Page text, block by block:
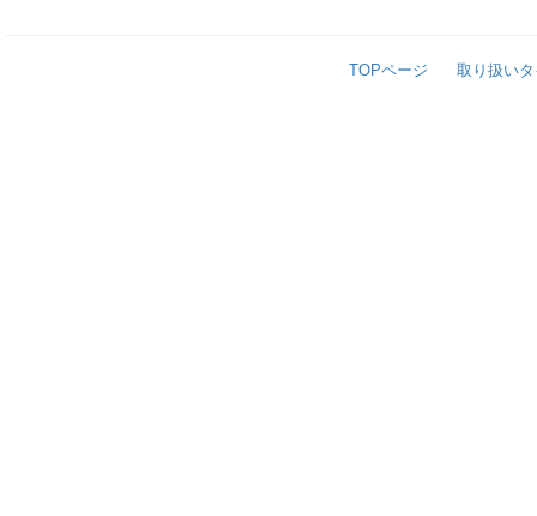
TOPページ 取り扱い